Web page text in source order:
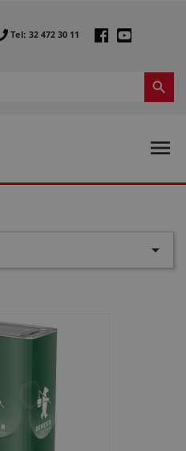
Tel: 32 472 30 11


